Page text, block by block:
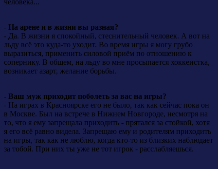
- На арене и в жизни вы разная?
- Да. В жизни я спокойный, стеснительный человек. А вот на
льду всё это куда-то уходит. Во время игры я могу грубо
выразиться, применить силовой приём по отношению к
сопернику. В общем, на льду во мне просыпается хоккеистка,
возникает азарт, желание борьбы.
- Ваш муж приходит поболеть за вас на игры?
- На играх в Красноярске его не было, так как сейчас пока он
в Москве. Был на встрече в Нижнем Новгороде, несмотря на
то, что я ему запрещала приходить - прятался за стойкой, хотя
я его всё равно видела. Запрещаю ему и родителям приходить
на игры, так как не люблю, когда кто-то из близких наблюдает
за тобой. При них ты уже не тот игрок - расслабляешься.